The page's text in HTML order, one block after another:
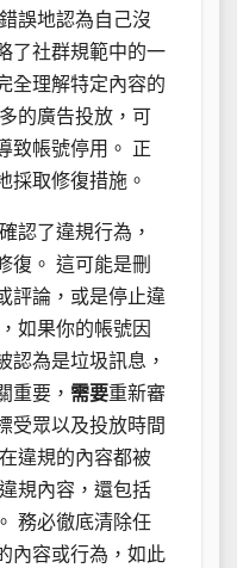
錯誤地認為自己沒
了社群規範中的一
全理解特定內容的
的廣告投放，可
致帳號停用。 正
採取修復措施。
認了違規行為，
復。 這可能是刪
評論，或是停止違
，如果你的帳號因
認為是垃圾訊息，
重要， 需要重新審
受眾以及投放時間
違規的內容都被
規內容，還包括
務必徹底清除任
內容或行為，如此